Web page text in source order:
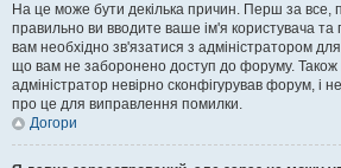
На це може бути декілька причин. Перш за все,
правильно ви вводите ваше ім'я користувача та
вам необхідно зв'язатися з адміністратором
що вам не заборонено доступ до форуму.
адміністратор невірно сконфігурував форум, і
про це для виправлення помилки.
Догори